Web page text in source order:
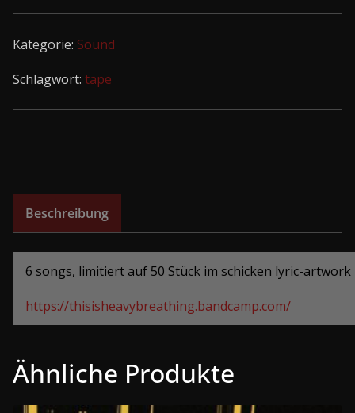
-
reality
I
Kategorie: Sound
Schlagwort: tape
Beschreibung
6 songs, limitiert auf 50 Stück im schicken lyric-artwork
https://thisisheavybreathing.bandcamp.com/
Ähnliche Produkte